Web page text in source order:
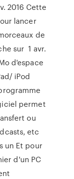
2016 Cette
lancer
de
sur 1 avr.
d'espace
iPod
permet
ou
etc
un Et pour
d'un PC